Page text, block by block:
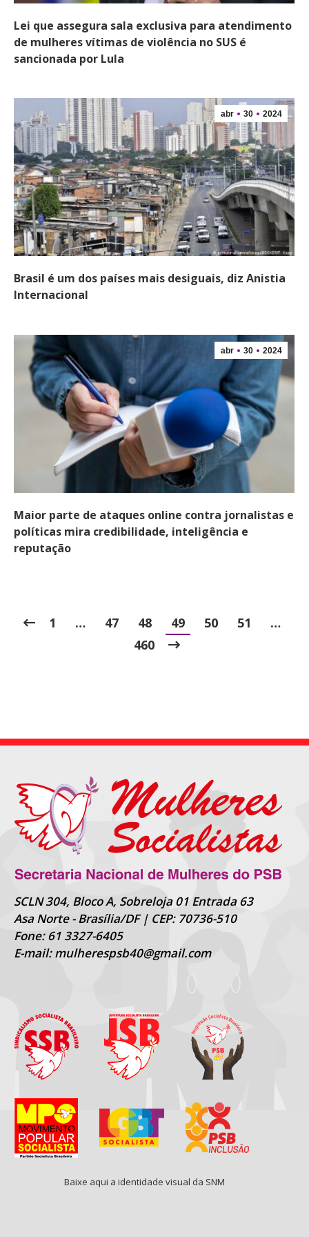
Lei que assegura sala exclusiva para atendimento
de mulheres vítimas de violência no SUS é
sancionada por Lula
abr 30 2024
Brasil é um dos países mais desiguais, diz Anistia
Internacional
abr 30 2024
Maior parte de ataques online contra jornalistas e
políticas mira credibilidade, inteligência e
reputação
1 … 47 48 49 50 51
…
460
SCLN 304, Bloco A, Sobreloja 01 Entrada 63
Asa Norte - Brasília/DF | CEP: 70736-510
Fone: 61 3327-6405
E-mail: mulherespsb40@gmail.com
Baixe aqui a identidade visual da SNM